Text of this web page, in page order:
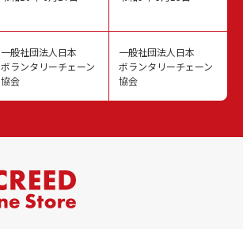
一般社団法人日本
ボランタリーチェーン
協会
一般社団法人日本
ボランタリーチェーン
協会